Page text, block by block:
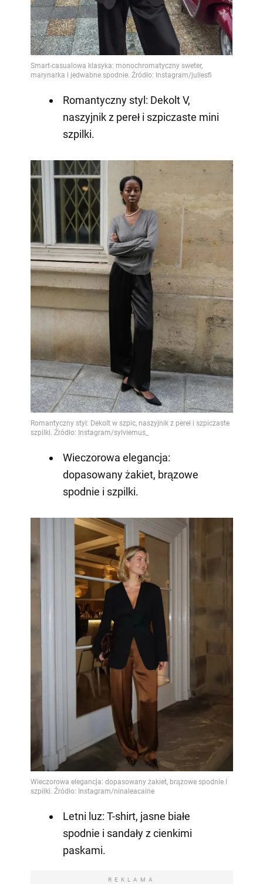
Romantyczny styl: Dekolt V,
naszyjnik z pereł i szpiczaste mini
szpilki.
Wieczorowa elegancja:
dopasowany żakiet, brązowe
spodnie i szpilki.
Letni luz: T-shirt, jasne białe
spodnie i sandały z cienkimi
paskami.
REKLAMA